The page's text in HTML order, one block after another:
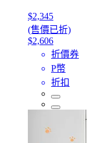
$2,345
(售價已折)
$2,606
折價券
P幣
折扣